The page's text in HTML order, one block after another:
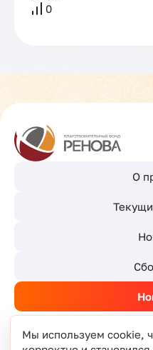
0
О
Мы используем cookie,